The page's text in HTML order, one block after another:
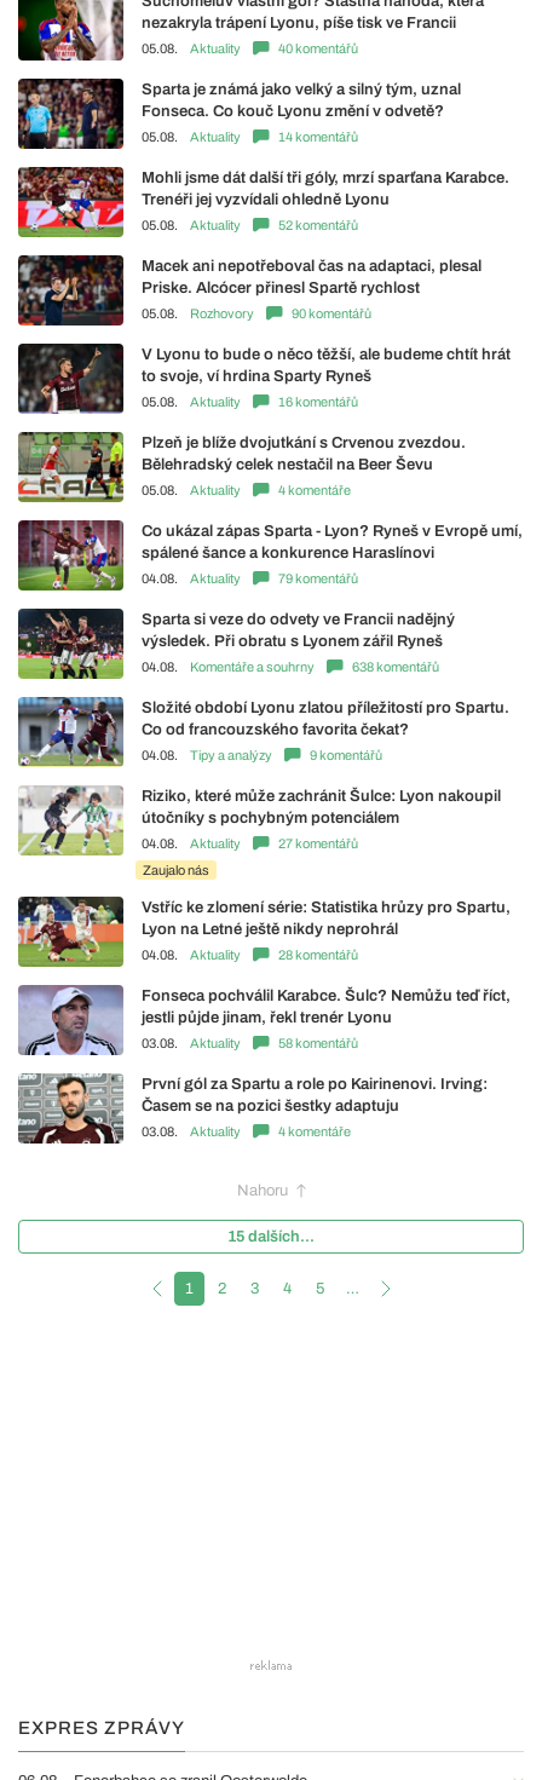
nezakryla trápení Lyonu, píše tisk ve Francii
05.08. Aktuality 40 komentářů
Sparta je známá jako velký a silný tým, uznal
Fonseca. Co kouč Lyonu změní v odvetě?
05.08. Aktuality 14 komentářů
Mohli jsme dát další tři góly, mrzí sparťana Karabce.
Trenéři jej vyzvídali ohledně Lyonu
05.08. Aktuality 52 komentářů
Macek ani nepotřeboval čas na adaptaci, plesal
Priske. Alcócer přinesl Spartě rychlost
05.08. Rozhovory 90 komentářů
V Lyonu to bude o něco těžší, ale budeme chtít hrát
to svoje, ví hrdina Sparty Ryneš
05.08. Aktuality 16 komentářů
Plzeň je blíže dvojutkání s Crvenou zvezdou.
Bělehradský celek nestačil na Beer Ševu
05.08. Aktuality 4 komentáře
Co ukázal zápas Sparta - Lyon? Ryneš v Evropě umí,
spálené šance a konkurence Haraslínovi
04.08. Aktuality 79 komentářů
Sparta si veze do odvety ve Francii nadějný
výsledek. Při obratu s Lyonem zářil Ryneš
04.08. Komentáře a souhrny 638 komentářů
Složité období Lyonu zlatou příležitostí pro Spartu.
Co od francouzského favorita čekat?
04.08. Tipy a analýzy 9 komentářů
Riziko, které může zachránit Šulce: Lyon nakoupil
útočníky s pochybným potenciálem
04.08. Aktuality
27 komentářů
Zaujalo nás
Vstříc ke zlomení série: Statistika hrůzy pro Spartu,
Lyon na Letné ještě nikdy neprohrál
04.08. Aktuality 28 komentářů
Fonseca pochválil Karabce. Šulc? Nemůžu teď říct,
jestli půjde jinam, řekl trenér Lyonu
03.08. Aktuality 58 komentářů
První gól za Spartu a role po Kairinenovi. Irving:
Časem se na pozici šestky adaptuju
03.08. Aktuality 4 komentáře
Nahoru
15 dalších...
1 2 3 4 5 …
EXPRES ZPRÁVY